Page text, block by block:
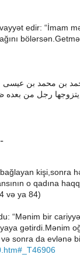
edir: “İmam
بن محمد بن عيسى
يتزوجها رجل من بعده
ـ
kişi,sonra
o qadına
və ya 84)
“Mənim bir
gətirdi.Mənim
sonra da evlənə